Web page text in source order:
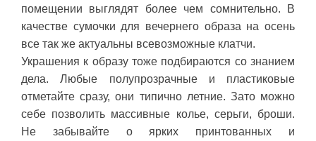
помещении выглядят более чем сомнительно. В
качестве сумочки для вечернего образа на осень
все так же актуальны всевозможные клатчи.
Украшения к образу тоже подбираются со знанием
дела. Любые полупрозрачные и пластиковые
отметайте сразу, они типично летние. Зато можно
себе позволить массивные колье, серьги, броши.
Не забывайте о ярких принтованных и